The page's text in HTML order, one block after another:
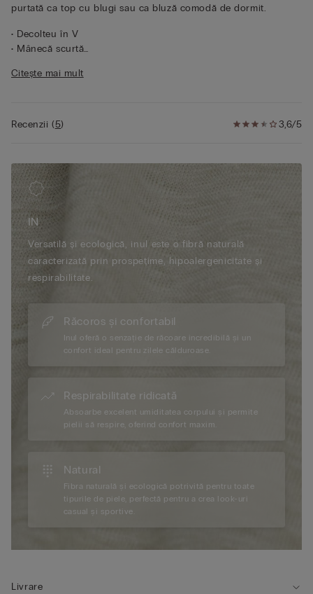
purtată ca top cu blugi sau ca bluză comodă de dormit.
• Decolteu în V
• Mânecă scurtă
• Potrivire obișnuită
Citește mai mult
3,6/5
Recenzii(5)
IN
Versatilă și ecologică, inul este o fibră naturală
caracterizată prin prospețime, hipoalergenicitate și
respirabilitate.
Răcoros și confortabil
Inul oferă o senzație de răcoare incredibilă și un
confort ideal pentru zilele călduroase.
Respirabilitate ridicată
Absoarbe excelent umiditatea corpului și permite
pielii să respire, oferind confort maxim.
Natural
Fibra naturală și ecologică potrivită pentru toate
tipurile de piele, perfectă pentru a crea look-uri
casual și sportive.
Livrare